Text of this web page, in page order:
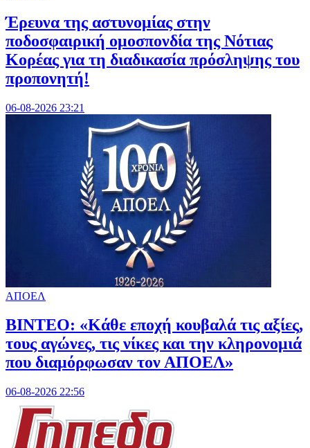
Έρευνα της αστυνομίας στην
ποδοσφαιρική ομοσπονδία της Νότιας
Κορέας για τη διαδικασία πρόσληψης του
προπονητή!
06-08-2026 23:21
ΑΠΟΕΛ
ΒΙΝΤΕΟ: «Κάθε εποχή κουβαλά τις αξίες,
τους αγώνες, τις νίκες και την κληρονομιά
που διαμόρφωσαν τον ΑΠΟΕΛ»
06-08-2026 22:56